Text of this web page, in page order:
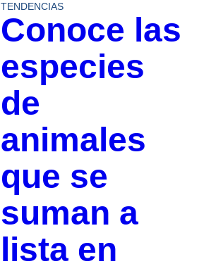
TENDENCIAS
Conoce las
especies
de
animales
que se
suman a
lista en